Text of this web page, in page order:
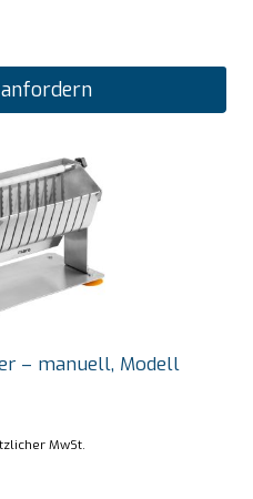
– manuell, Modell
MwSt.